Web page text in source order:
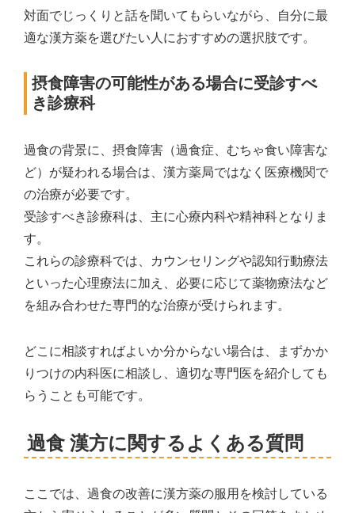
対面でじっくりと話を聞いてもらいながら、自分に最
適な漢方薬を選びたい人におすすめの選択肢です。
摂食障害の可能性がある場合に受診すべ
き診療科
過食の背景に、摂食障害（過食症、むちゃ食い障害な
ど）が疑われる場合は、漢方薬局ではなく医療機関で
の治療が必要です。
受診すべき診療科は、主に心療内科や精神科となりま
す。
これらの診療科では、カウンセリングや認知行動療法
といった心理療法に加え、必要に応じて薬物療法など
を組み合わせた専門的な治療が受けられます。
どこに相談すればよいか分からない場合は、まずかか
りつけの内科医に相談し、適切な専門医を紹介しても
らうことも可能です。
過食 漢方に関するよくある質問
ここでは、過食の改善に漢方薬の服用を検討している